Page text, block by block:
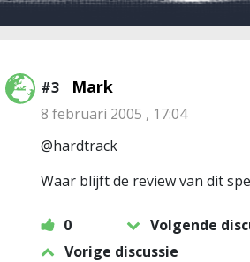
#3 Mark
8 februari 2005 , 17:04
@hardtrack
Waar blijft de review van dit
0
Volgende
Vorige discussie